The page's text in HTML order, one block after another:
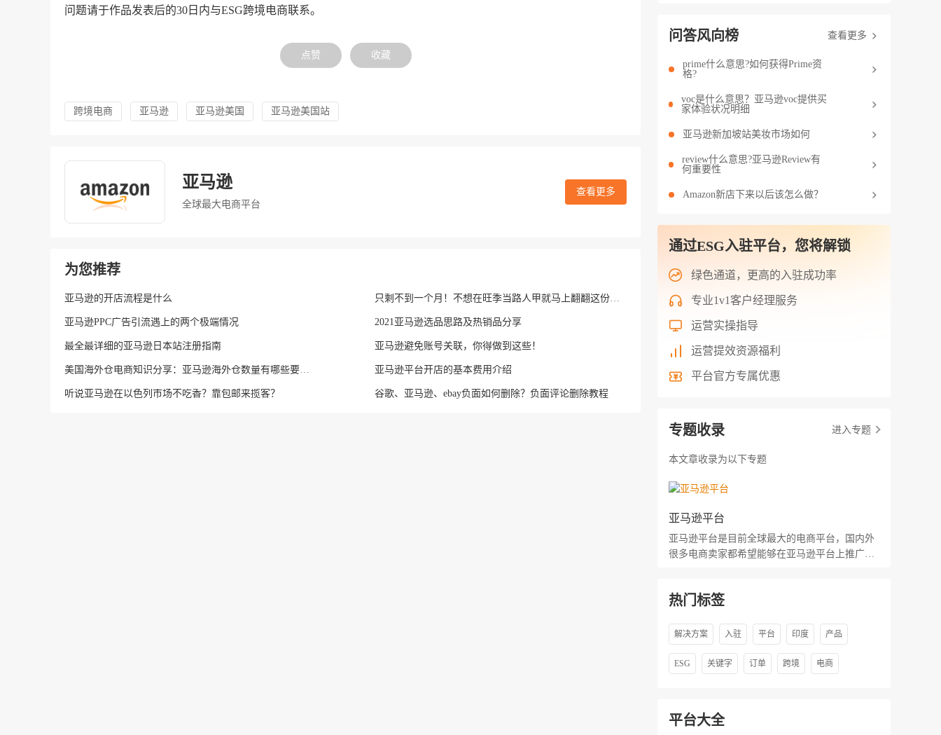
问题请于作品发表后的30日内与ESG跨境电商联系。
点赞 收藏
跨境电商 亚马逊 亚马逊美国 亚马逊美国站
亚马逊
全球最大电商平台
查看更多
为您推荐
亚马逊的开店流程是什么 只剩不到一个月！不想在旺季当路人甲就马上翻翻这份秘籍！
亚马逊PPC广告引流遇上的两个极端情况 2021亚马逊选品思路及热销品分享
最全最详细的亚马逊日本站注册指南 亚马逊避免账号关联，你得做到这些！
美国海外仓电商知识分享：亚马逊海外仓数量有哪些要求？ 亚马逊平台开店的基本费用介绍
听说亚马逊在以色列市场不吃香？靠包邮来揽客？ 谷歌、亚马逊、ebay负面如何删除？负面评论删除教程
问答风向榜 查看更多
prime什么意思?如何获得Prime资
格?
voc是什么意思？亚马逊voc提供买
家体验状况明细
亚马逊新加坡站美妆市场如何
review什么意思?亚马逊Review有
何重要性
Amazon新店下来以后该怎么做？
通过ESG入驻平台，您将解锁
绿色通道，更高的入驻成功率
专业1v1客户经理服务
运营实操指导
运营提效资源福利
平台官方专属优惠
专题收录 进入专题
本文章收录为以下专题
亚马逊平台
亚马逊平台是目前全球最大的电商平台，国内外
很多电商卖家都希望能够在亚马逊平台上推广自
册、收退款、发货等方面的信息。
热门标签
解决方案 入驻 平台 印度 产品
ESG 关键字 订单 跨境 电商
平台大全